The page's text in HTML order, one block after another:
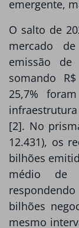
emergente,
O salto de
mercado
emissão
somando
25,7%
[2]. No
12.431), os
bilhões
médio de
bilhões
mesmo